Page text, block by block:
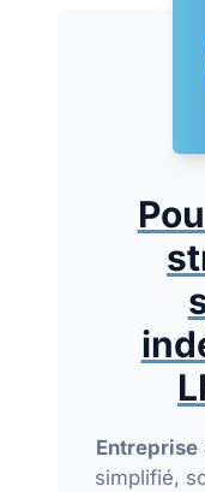
Entreprise
simplifié,